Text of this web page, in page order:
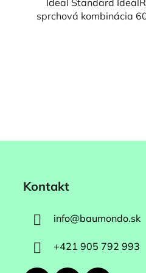
sprchová kombinácia
Kontakt
info@baumondo.sk
+421 905 792 993